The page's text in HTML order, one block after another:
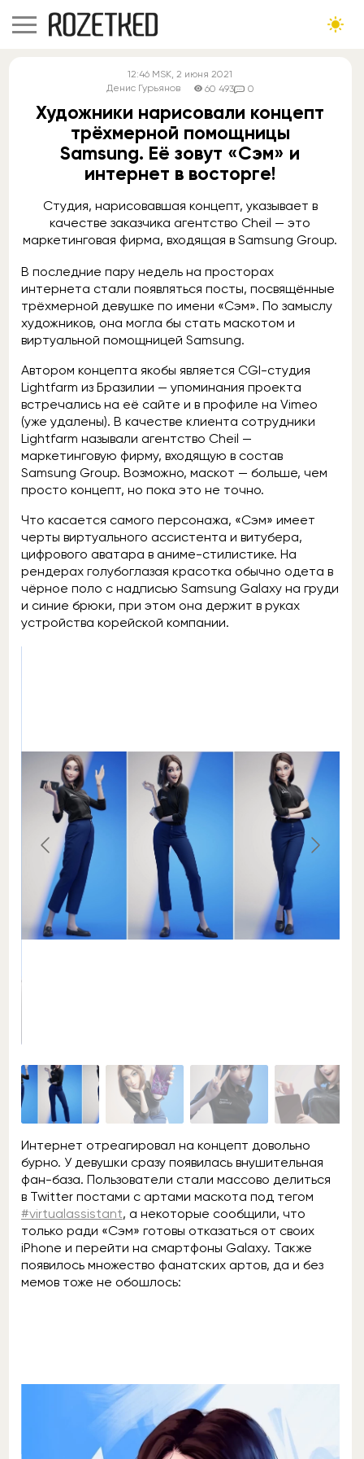
12:46 MSK, 2 июня 2021
Денис Гурьянов
60 493 0
Художники нарисовали концепт
трёхмерной помощницы
Samsung. Её зовут «Сэм» и
интернет в восторге!
Студия, нарисовавшая концепт, указывает в
качестве заказчика агентство Cheil — это
маркетинговая фирма, входящая в Samsung Group.
В последние пару недель на просторах
интернета стали появляться посты, посвящённые
трёхмерной девушке по имени «Сэм». По замыслу
художников, она могла бы стать маскотом и
виртуальной помощницей Samsung.
Автором концепта якобы является CGI-студия
Lightfarm из Бразилии — упоминания проекта
встречались на её сайте и в профиле на Vimeo
(уже удалены). В качестве клиента сотрудники
Lightfarm называли агентство Cheil —
маркетинговую фирму, входящую в состав
Samsung Group. Возможно, маскот — больше, чем
просто концепт, но пока это не точно.
Что касается самого персонажа, «Сэм» имеет
черты виртуального ассистента и витубера,
цифрового аватара в аниме-стилистике. На
рендерах голубоглазая красотка обычно одета в
чёрное поло с надписью Samsung Galaxy на груди
и синие брюки, при этом она держит в руках
устройства корейской компании.
Интернет отреагировал на концепт довольно
бурно. У девушки сразу появилась внушительная
фан-база. Пользователи стали массово делиться
в Twitter постами с артами маскота под тегом
#virtualassistant, а некоторые сообщили, что
только ради «Сэм» готовы отказаться от своих
iPhone и перейти на смартфоны Galaxy. Также
появилось множество фанатских артов, да и без
мемов тоже не обошлось: